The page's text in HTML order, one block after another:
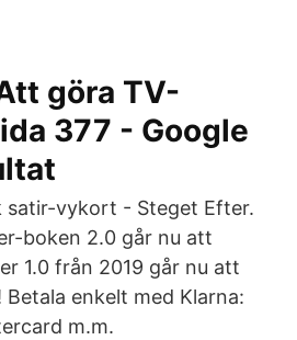
göra TV-
377 - Google
satir-vykort - Steget Efter.
boken 2.0 går nu att
1.0 från 2019 går nu att
enkelt med Klarna:
m.m.